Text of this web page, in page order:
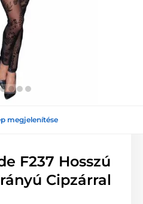
megjelenítése
F237 Hosszú
Cipzárral